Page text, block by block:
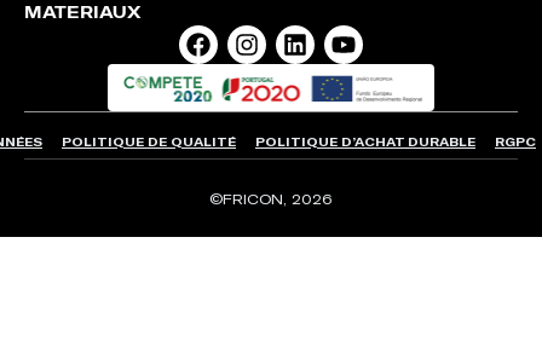
MATÉRIAUX
©FRICON, 2026
POLITIQUE DE QUALITÉ POLITIQUE D’ACHAT DURABLE RGPC